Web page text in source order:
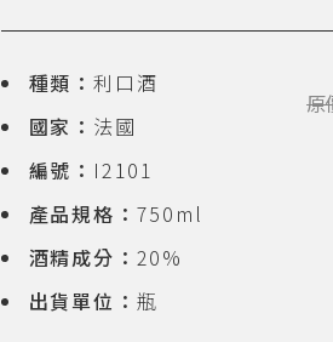
種類： 利口酒
國家： 法國
編號： I2101
產品規格： 750ml
酒精成分： 20%
出貨單位： 瓶
原